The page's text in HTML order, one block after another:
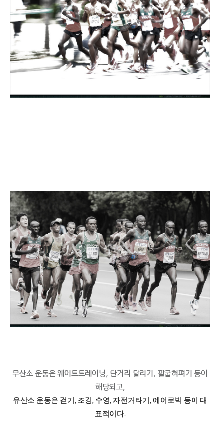
무산소 운동은 웨이트트레이닝, 단거리 달리기, 팔굽혀펴기 등이
해당되고,
유산소 운동은 걷기, 조깅, 수영, 자전거타기, 에어로빅 등이 대
표적이다.